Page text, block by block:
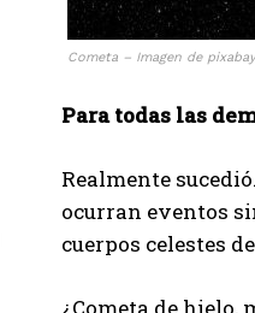
I've
Cometa – Imagen de
Para todas las
Realmente
ocurran eventos
cuerpos celestes